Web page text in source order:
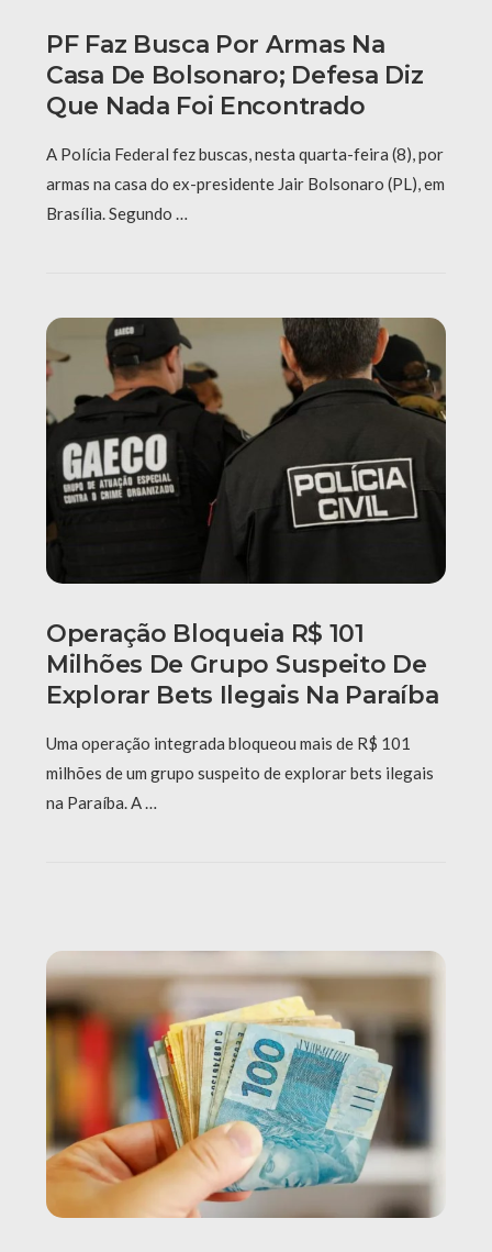
PF Faz Busca Por Armas Na
Casa De Bolsonaro; Defesa Diz
Que Nada Foi Encontrado
A Polícia Federal fez buscas, nesta quarta-feira (8), por
armas na casa do ex-presidente Jair Bolsonaro (PL), em
Brasília. Segundo …
Operação Bloqueia R$ 101
Milhões De Grupo Suspeito De
Explorar Bets Ilegais Na Paraíba
Uma operação integrada bloqueou mais de R$ 101
milhões de um grupo suspeito de explorar bets ilegais
na Paraíba. A …